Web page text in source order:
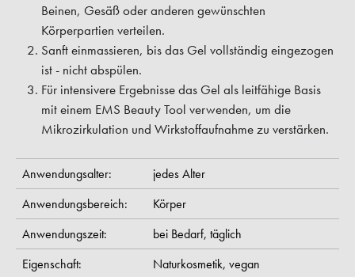
Beinen, Gesäß oder anderen gewünschten
Körperpartien verteilen.
Sanft einmassieren, bis das Gel vollständig eingezogen
ist - nicht abspülen.
Für intensivere Ergebnisse das Gel als leitfähige Basis
mit einem EMS Beauty Tool verwenden, um die
Mikrozirkulation und Wirkstoffaufnahme zu verstärken.
Anwendungsalter:
jedes Alter
Anwendungsbereich:
Körper
Anwendungszeit:
bei Bedarf, täglich
Eigenschaft:
Naturkosmetik, vegan